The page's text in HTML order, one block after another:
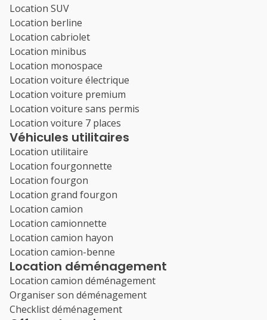
Location SUV
Location berline
Location cabriolet
Location minibus
Location monospace
Location voiture électrique
Location voiture premium
Location voiture sans permis
Location voiture 7 places
Véhicules utilitaires
Location utilitaire
Location fourgonnette
Location fourgon
Location grand fourgon
Location camion
Location camionnette
Location camion hayon
Location camion-benne
Location déménagement
Location camion déménagement
Organiser son déménagement
Checklist déménagement